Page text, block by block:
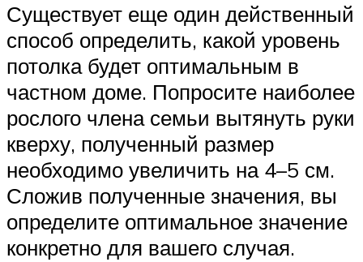
Существует еще один действенный
способ определить, какой уровень
потолка будет оптимальным в
частном доме. Попросите наиболее
рослого члена семьи вытянуть руки
кверху, полученный размер
необходимо увеличить на 4–5 см.
Сложив полученные значения, вы
определите оптимальное значение
конкретно для вашего случая.